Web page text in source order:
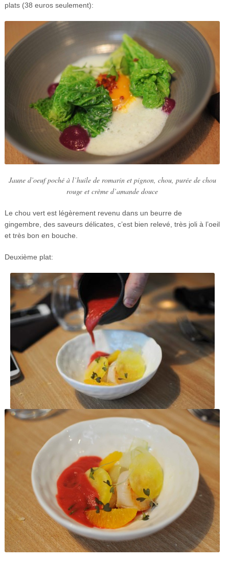
plats (38 euros seulement):
Jaune d’oeuf poché à l’huile de romarin et pignon, chou, purée de chou
rouge et crème d’amande douce
Le chou vert est légèrement revenu dans un beurre de
gingembre, des saveurs délicates, c’est bien relevé, très joli à l’oeil
et très bon en bouche.
Deuxième plat: